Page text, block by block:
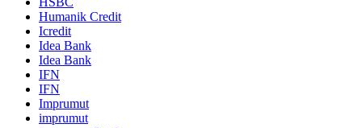
Humanik Credit
Icredit
Idea Bank
Idea Bank
IFN
IFN
Imprumut
imprumut